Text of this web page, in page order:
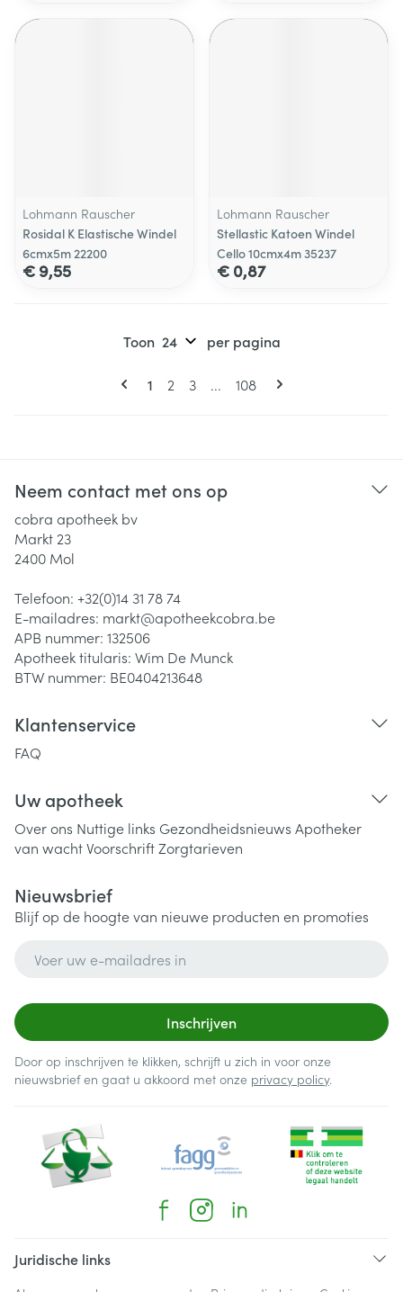
Lohmann Rauscher
Rosidal K Elastische Windel
6cmx5m 22200
€ 9,55
Lohmann Rauscher
Stellastic Katoen Windel
Cello 10cmx4m 35237
€ 0,87
Pagina's
U lees momenteel pagina
1 Pagina
2 Pagina
3 ... Pagina
108
Toon per pagina
Neem contact met ons op
cobra apotheek bv
Markt 23
2400 Mol
Telefoon: +32(0)14 31 78 74
E-mailadres: markt@apotheekcobra.be
APB nummer: 132506
Apotheek titularis: Wim De Munck
BTW nummer: BE0404213648
Klantenservice
FAQ
Uw apotheek
Over ons Nuttige links Gezondheidsnieuws Apotheker
van wachtVoorschriftZorgtarieven
Nieuwsbrief
Blijf op de hoogte van nieuwe producten en promoties
Inschrijven
Door op inschrijven te klikken, schrijft u zich in voor onze
nieuwsbrief en gaat u akkoord met onze privacy policy.
Juridische links